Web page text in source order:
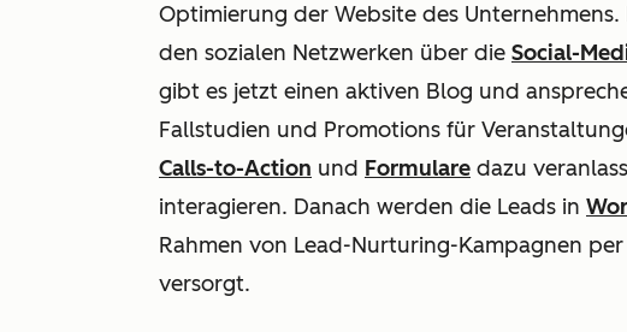
Optimierung der Website des
den sozialen Netzwerken über die Social-
gibt es jetzt einen aktiven Blog und
Fallstudien und Promotions für
Calls-to-Action und Formulare dazu
interagieren. Danach werden die Leads in
Rahmen von Lead-Nurturing-Kampagnen
versorgt.